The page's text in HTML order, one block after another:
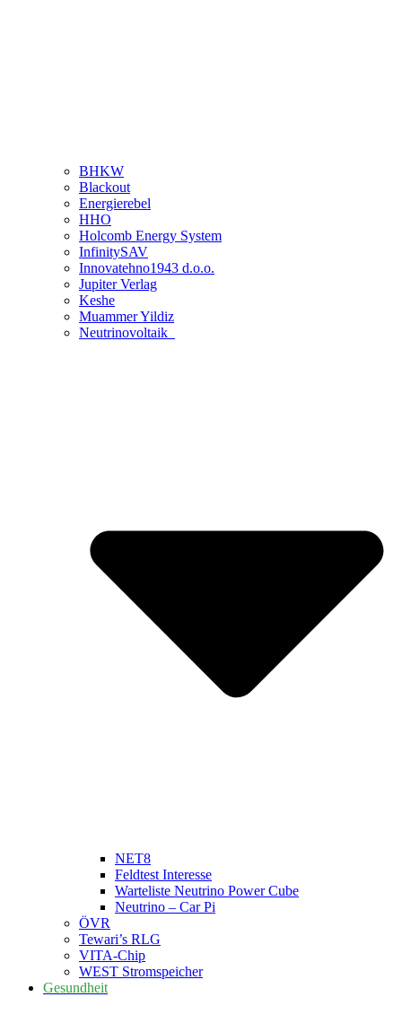
BHKW
Blackout
Energierebel
HHO
Holcomb Energy System
InfinitySAV
Innovatehno1943 d.o.o.
Jupiter Verlag
Keshe
Muammer Yildiz
Neutrinovoltaik
NET8
Feldtest Interesse
Warteliste Neutrino Power Cube
Neutrino – Car Pi
ÖVR
Tewari’s RLG
VITA-Chip
WEST Stromspeicher
Gesundheit